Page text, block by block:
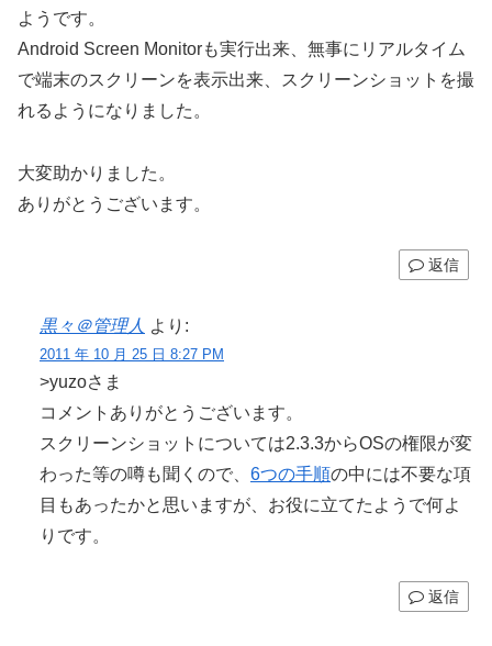
ようです。
Android Screen Monitorも実行出来、無事にリアルタイム
で端末のスクリーンを表示出来、スクリーンショットを撮
れるようになりました。
大変助かりました。
ありがとうございます。
返信
黒々＠管理人 より:
2011 年 10 月 25 日 8:27 PM
>yuzoさま
コメントありがとうございます。
スクリーンショットについては2.3.3からOSの権限が変
わった等の噂も聞くので、 6つの手順の中には不要な項
目もあったかと思いますが、お役に立てたようで何よ
りです。
返信